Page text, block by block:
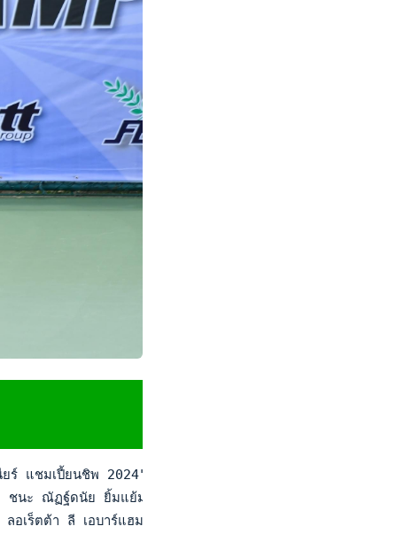
ร์ แชมเปี้ยนชิพ 2024" สนามที่ 4 ณ ศูนย์พัฒนากีฬาเทนนิสแห่งช
) ชนะ ณัฏฐ์ดนัย ยิ้มแย้ม (สุพรรณบุรี) 4-0, 4-0 จตุรพัฒน์ นั
อเร็ตต้า ลี เอบาร์แฮมซั่น (นนทบุรี) 2-4, 3-4 Ret. ธันยธ